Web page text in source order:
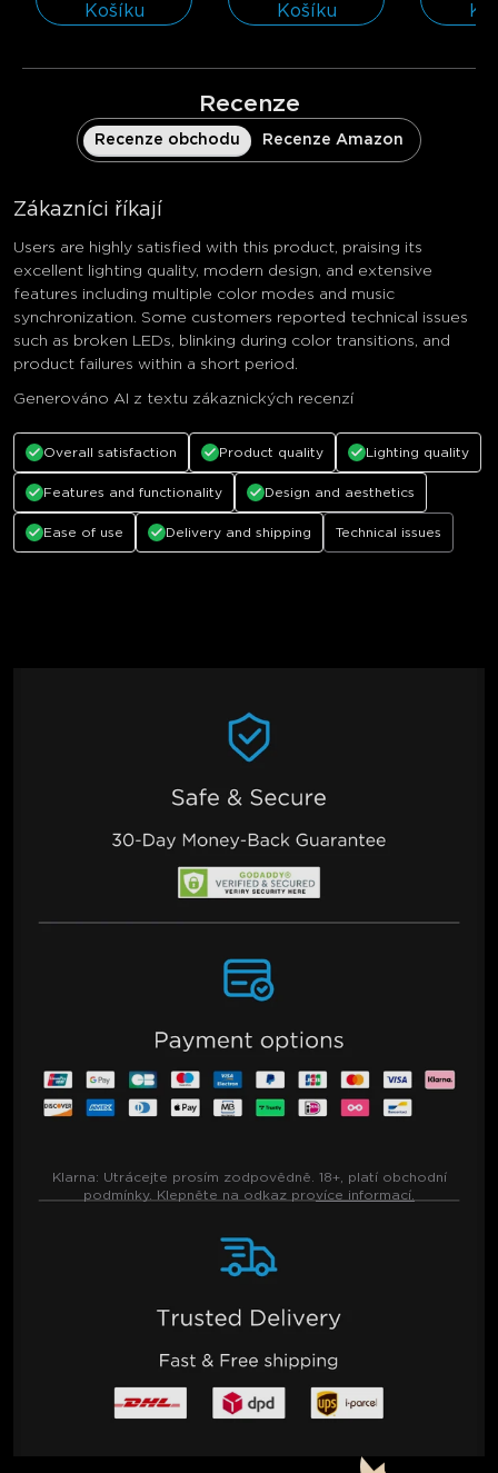
Košíku
Košíku
Recenze
Recenze obchodu Recenze Amazon
Zákazníci říkají
Users are highly satisfied with this product, praising its
excellent lighting quality, modern design, and extensive
features including multiple color modes and music
synchronization. Some customers reported technical issues
such as broken LEDs, blinking during color transitions, and
product failures within a short period.
Generováno AI z textu zákaznických recenzí
Overall satisfaction Product quality Lighting quality
Features and functionality Design and aesthetics
Ease of use Delivery and shipping Technical issues
Klarna: Utrácejte prosím zodpovědně. 18+, platí obchodní
podmínky. Klepněte na odkaz províce informací.